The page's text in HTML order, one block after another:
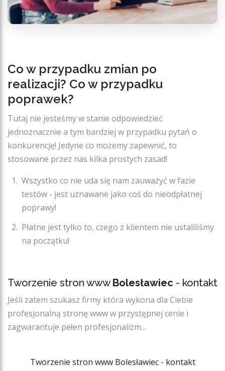
Co w przypadku zmian po
realizacji? Co w przypadku
poprawek?
Tutaj nie jesteśmy w stanie odpowiedzieć
jednoznacznie a tym bardziej w przypadku pytań o
konkurencję! Jedyne co możemy zapewnić, to
stosowane przez nas kilka prostych zasad!
Wszystko co nie uda się nam zauważyć w fazie
testów - jest uznawane jako coś do nieodpłatnej
poprawy!
Płatne jest tylko to, czego z klientem nie ustaliliśmy
na początku!
Tworzenie stron www Bolesławiec - kontakt
Jeśli zatem szukasz firmy która wykona dla Ciebie
profesjonalną stronę www w przystępnej cenie i
zagwarantuje pełen profesjonalizm...
Tworzenie stron www Bolesławiec - kontakt